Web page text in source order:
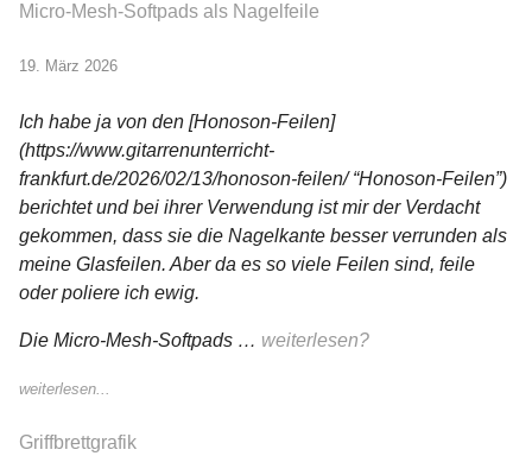
Micro-Mesh-Softpads als Nagelfeile
19. März 2026
Ich habe ja von den [Honoson-Feilen]
(https://www.gitarrenunterricht-
frankfurt.de/2026/02/13/honoson-feilen/ “Honoson-Feilen”)
berichtet und bei ihrer Verwendung ist mir der Verdacht
gekommen, dass sie die Nagelkante besser verrunden als
meine Glasfeilen. Aber da es so viele Feilen sind, feile
oder poliere ich ewig.
Die Micro-Mesh-Softpads … weiterlesen?
weiterlesen...
Griffbrettgrafik